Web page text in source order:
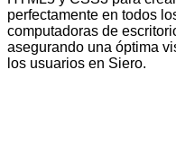
perfectamente en todos
computadoras de
asegurando una óptima
los usuarios en Siero.